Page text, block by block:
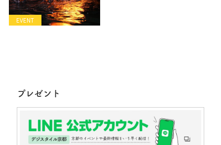
EVENT
プレゼント